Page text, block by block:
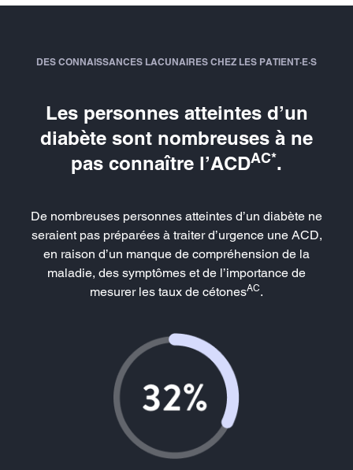
DES CONNAISSANCES LACUNAIRES CHEZ LES PATIENT·E·S
Les personnes atteintes d’un
diabète sont nombreuses à ne
pas connaître l’ACDAC*.
De nombreuses personnes atteintes d’un diabète ne
seraient pas préparées à traiter d’urgence une ACD,
en raison d’un manque de compréhension de la
maladie, des symptômes et de l’importance de
mesurer les taux de cétonesAC.